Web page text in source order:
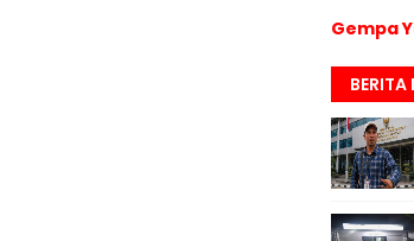
Gempa
BERITA